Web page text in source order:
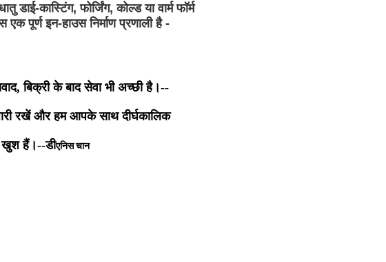
कास्टिंग, फोर्जिंग, कोल्ड या वार्म फॉर्म
पूर्ण इन-हाउस निर्माण प्रणाली है -
बिक्री के बाद सेवा भी अच्छी है।--
रखें और हम आपके साथ दीर्घकालिक
खुश हैं।--डीएनिस चान